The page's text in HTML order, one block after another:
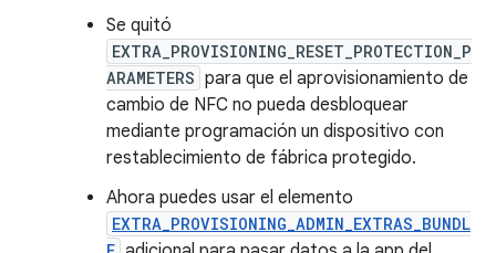
Se quitó
EXTRA_PROVISIONING_RESET_PROTECTION_P
ARAMETERS para que el aprovisionamiento de
cambio de NFC no pueda desbloquear
mediante programación un dispositivo con
restablecimiento de fábrica protegido.
Ahora puedes usar el elemento
EXTRA_PROVISIONING_ADMIN_EXTRAS_BUNDL